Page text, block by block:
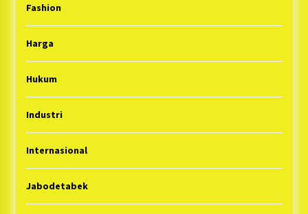
Fashion
Harga
Hukum
Industri
Internasional
Jabodetabek